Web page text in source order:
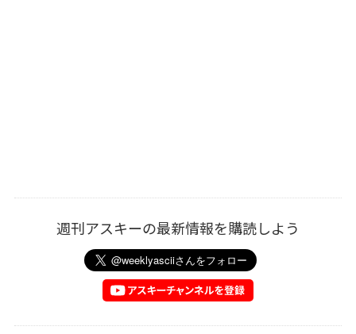
週刊アスキーの最新情報を購読しよう